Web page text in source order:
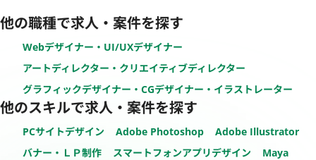
他の職種で求人・案件を探す
Webデザイナー・UI/UXデザイナー
アートディレクター・クリエイティブディレクター
グラフィックデザイナー・CGデザイナー・イラストレーター
他のスキルで求人・案件を探す
PCサイトデザイン Adobe Photoshop
Adobe Illustrator
バナー・ＬＰ制作
スマートフォンアプリデザイン
Maya